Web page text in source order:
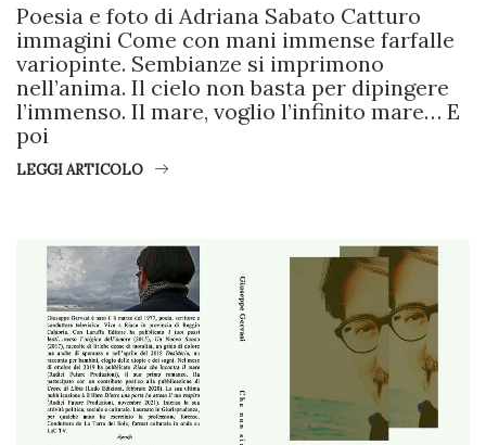
Poesia e foto di Adriana Sabato Catturo
immagini Come con mani immense farfalle
variopinte. Sembianze si imprimono
nell’anima. Il cielo non basta per dipingere
l’immenso. Il mare, voglio l’infinito mare… E
poi
LEGGI ARTICOLO